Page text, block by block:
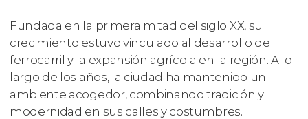
Fundada en la primera mitad del siglo XX, su
crecimiento estuvo vinculado al desarrollo del
ferrocarril y la expansión agrícola en la región. A lo
largo de los años, la ciudad ha mantenido un
ambiente acogedor, combinando tradición y
modernidad en sus calles y costumbres.